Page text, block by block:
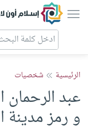
إسلام
الرئيسية شخصيات
عبد الرحمان
و رمز مدينة